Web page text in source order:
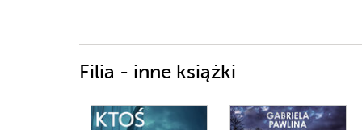
Filia - inne książki